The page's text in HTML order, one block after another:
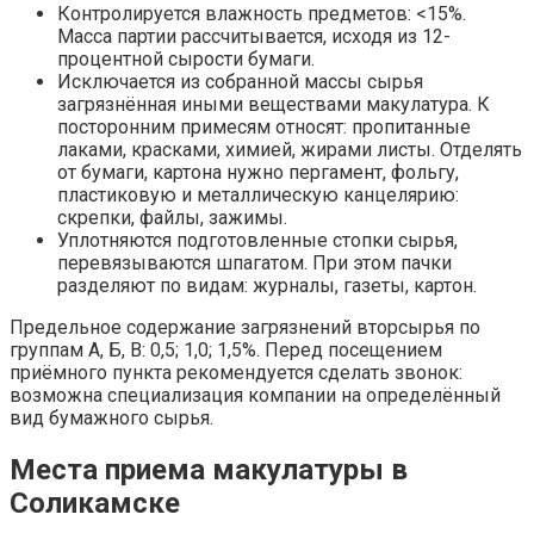
Контролируется влажность предметов: <15%.
Масса партии рассчитывается, исходя из 12-
процентной сырости бумаги.
Исключается из собранной массы сырья
загрязнённая иными веществами макулатура. К
посторонним примесям относят: пропитанные
лаками, красками, химией, жирами листы. Отделять
от бумаги, картона нужно пергамент, фольгу,
пластиковую и металлическую канцелярию:
скрепки, файлы, зажимы.
Уплотняются подготовленные стопки сырья,
перевязываются шпагатом. При этом пачки
разделяют по видам: журналы, газеты, картон.
Предельное содержание загрязнений вторсырья по
группам А, Б, В: 0,5; 1,0; 1,5%. Перед посещением
приёмного пункта рекомендуется сделать звонок:
возможна специализация компании на определённый
вид бумажного сырья.
Места приема макулатуры в
Соликамске